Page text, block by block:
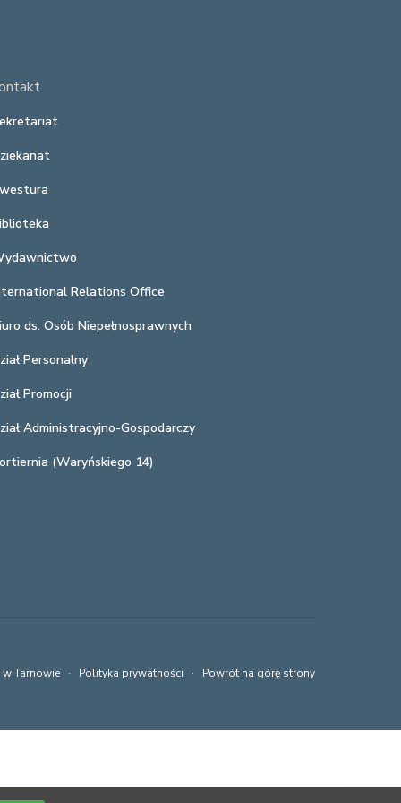
Relations Office
ds. Osób Niepełnosprawnych
Personalny
Promocji
Administracyjno-Gospodarczy
(Waryńskiego 14)
w Tarnowie · Polityka prywatności · Powrót na górę strony